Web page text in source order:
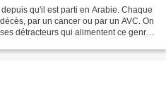
qu'il est parti en Arabie. Chaque
par un cancer ou par un AVC. On
détracteurs qui alimentent ce genre